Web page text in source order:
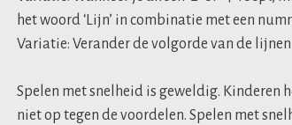
het woord ‘Lijn’ in combinatie met een
Variatie: Verander de volgorde van de lijnen
Spelen met snelheid is geweldig. Kinderen
niet op tegen de voordelen. Spelen met